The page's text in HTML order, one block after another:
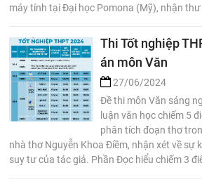
máy tính tại Đại học Pomona (Mỹ), nhận
Thi Tốt nghiệp
án môn Văn
27/06/2024
Đề thi môn Văn sáng
luận văn học chiếm 5
phân tích đoạn thơ
nhà thơ Nguyễn Khoa Điềm, nhận xét về sự
suy tư của tác giả. Phần Đọc hiểu chiếm 3